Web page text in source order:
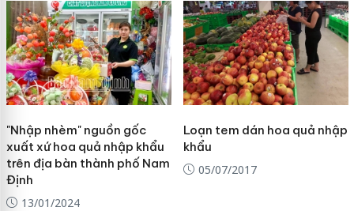
"Nhập nhèm" nguồn gốc
xuất xứ hoa quả nhập khẩu
trên địa bàn thành phố Nam
Định
13/01/2024
Loạn tem dán hoa quả nhập
khẩu
05/07/2017